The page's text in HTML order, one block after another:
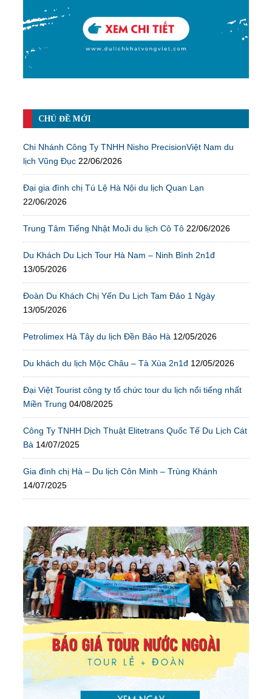
CHỦ ĐỀ MỚI
Chi Nhánh Công Ty TNHH Nisho PrecisionViệt Nam du
lịch Vũng Đục 22/06/2026
Đại gia đình chị Tú Lệ Hà Nội du lịch Quan Lạn
22/06/2026
Trung Tâm Tiếng Nhật MoJi du lịch Cô Tô 22/06/2026
Du Khách Du Lịch Tour Hà Nam – Ninh Bình 2n1đ
13/05/2026
Đoàn Du Khách Chị Yến Du Lịch Tam Đảo 1 Ngày
13/05/2026
Petrolimex Hà Tây du lịch Đền Bảo Hà 12/05/2026
Du khách du lịch Mộc Châu – Tà Xùa 2n1đ 12/05/2026
Đại Việt Tourist công ty tổ chức tour du lịch nổi tiếng nhất
Miền Trung 04/08/2025
Công Ty TNHH Dịch Thuật Elitetrans Quốc Tế Du Lịch Cát
Bà 14/07/2025
Gia đình chị Hà – Du lịch Côn Minh – Trùng Khánh
14/07/2025